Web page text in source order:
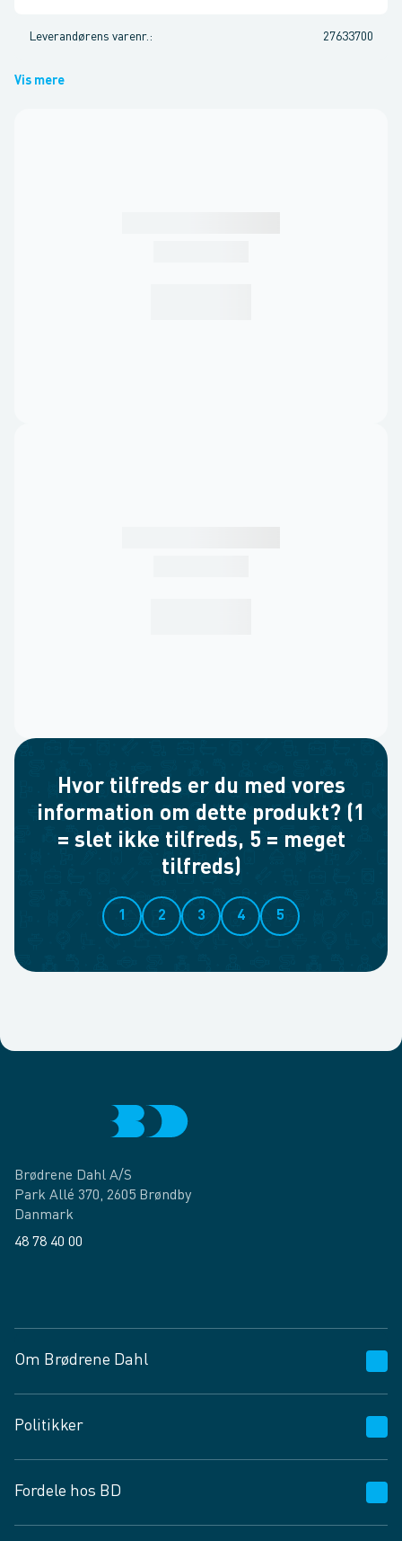
Leverandørens varenr. : 27633700
Vis mere
Hvor tilfreds er du med vores
information om dette produkt? (1
= slet ikke tilfreds, 5 = meget
tilfreds)
1 2 3 4 5
Brødrene Dahl A/S
Park Allé 370, 2605 Brøndby
Danmark
48 78 40 00
Om Brødrene Dahl
Vagttelefon 30 10 89 89
Spørgsmål og svar
Job og karriere
Fødevarekontrolrapport
Politikker
Privatlivspolitik
Cookies
Fordele hos BD